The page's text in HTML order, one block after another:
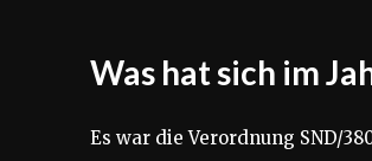
Was hat sich im
Es war die Verordnung SND/